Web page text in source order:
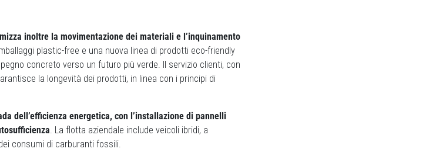
inoltre la movimentazione dei materiali e l’inquinamento
plastic-free e una nuova linea di prodotti eco-friendly
concreto verso un futuro più verde. Il servizio clienti, con
la longevità dei prodotti, in linea con i principi di
dell’efficienza energetica, con l’installazione di pannelli
. La flotta aziendale include veicoli ibridi, a
consumi di carburanti fossili.